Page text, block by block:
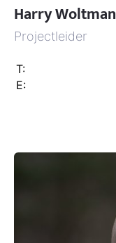
Harry Woltman
Projectleider
T:
E: